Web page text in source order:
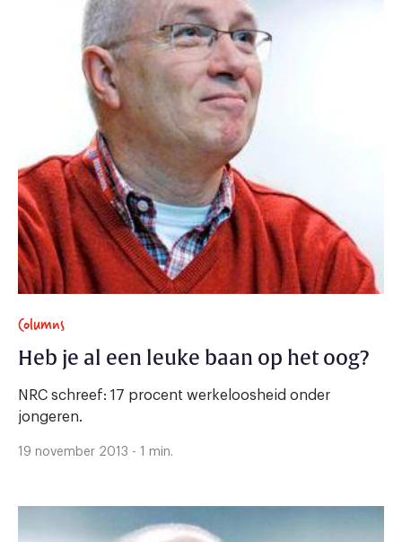
Columns
Heb je al een leuke baan op het oog?
NRC schreef: 17 procent werkeloosheid onder
jongeren.
19 november 2013 - 1 min.